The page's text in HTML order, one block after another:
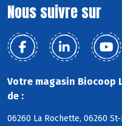
Nous suivre sur
Votre magasin Biocoop
de :
06260 La Rochette, 06260